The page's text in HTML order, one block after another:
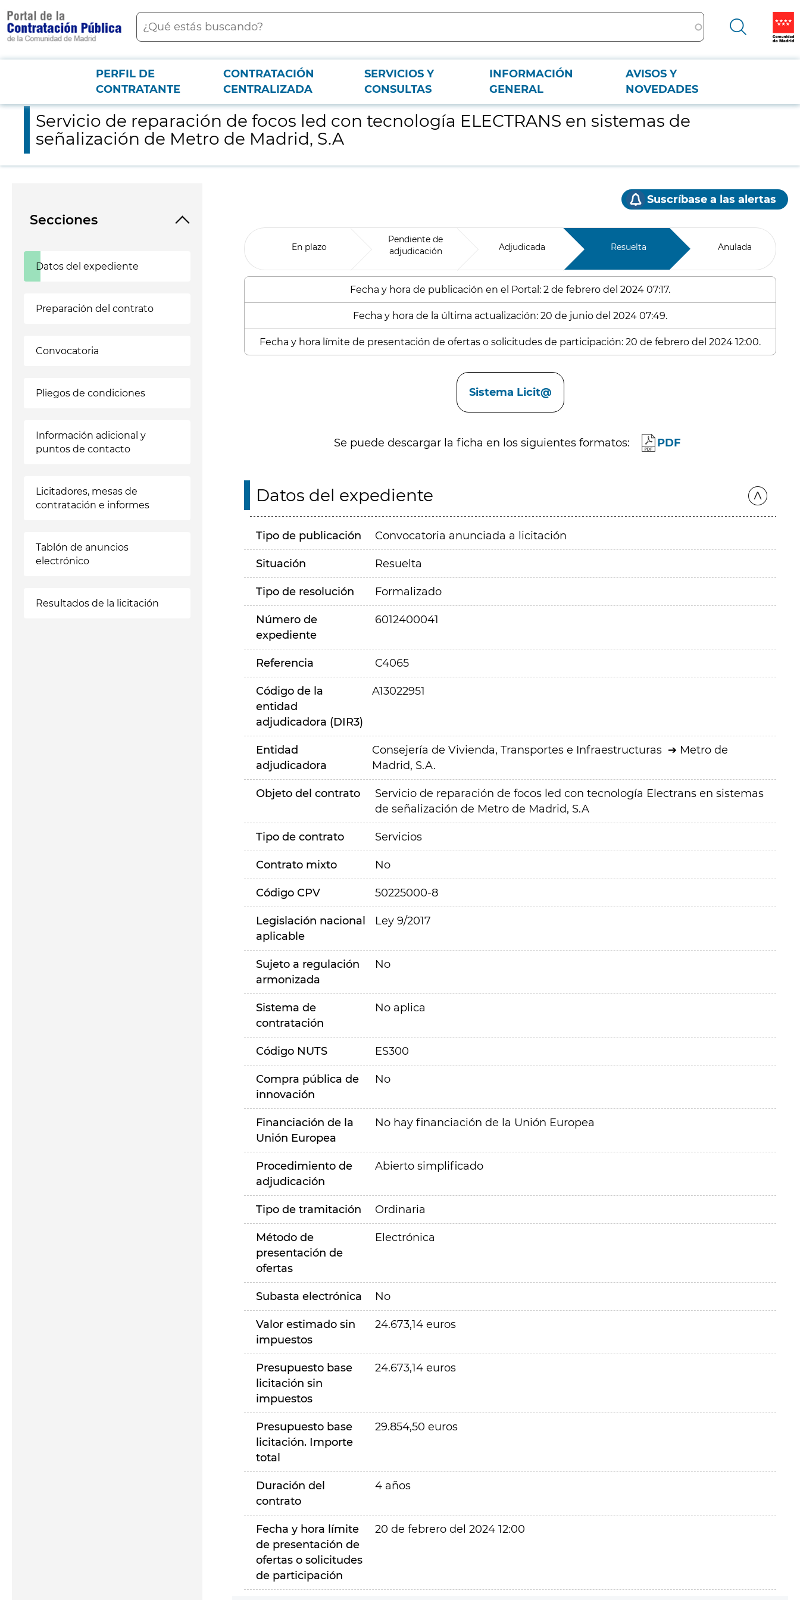
contenido
principal
Buscar
Menú PCON
PERFIL DE
CONTRATANTE
CONTRATACIÓN
CENTRALIZADA
SERVICIOS Y
CONSULTAS
INFORMACIÓN
GENERAL
AVISOS Y
NOVEDADES
Servicio de reparación de focos led con tecnología ELECTRANS en sistemas de señalización de Metro de Madrid, S.A
Servicio de reparación de focos led con tecnología ELECTRANS en sistemas de
señalización de Metro de Madrid, S.A
Secciones
Datos del expediente
Preparación del contrato
Convocatoria
Pliegos de condiciones
Información adicional y
puntos de contacto
Licitadores, mesas de
contratación e informes
Tablón de anuncios
electrónico
Resultados de la licitación
Suscríbase a las alertas
En plazo
Pendiente de
adjudicación
Adjudicada Resuelta Anulada
Fecha y hora de publicación en el Portal: 2 de febrero del 2024 07:17.
Fecha y hora de la última actualización: 20 de junio del 2024 07:49.
Fecha y hora límite de presentación de ofertas o solicitudes de participación: 20 de febrero del 2024 12:00.
Sistema Licit@
Se puede descargar la ficha en los siguientes formatos: PDF
Datos del expediente
Tipo de publicación Convocatoria anunciada a licitación
Situación Resuelta
Tipo de resolución Formalizado
Número de
expediente
6012400041
Referencia C4065
Código de la
entidad
adjudicadora (DIR3)
A13022951
Entidad
adjudicadora
Consejería de Vivienda, Transportes e Infraestructuras
Metro de
Madrid, S.A.
Objeto del contrato
Servicio de reparación de focos led con tecnología Electrans en sistemas
de señalización de Metro de Madrid, S.A
Tipo de contrato Servicios
Contrato mixto No
Código CPV 50225000-8
Legislación nacional
aplicable
Ley 9/2017
Sujeto a regulación
armonizada
No
Sistema de
contratación
No aplica
Código NUTS ES300
Compra pública de
innovación
No
Financiación de la
Unión Europea
No hay financiación de la Unión Europea
Procedimiento de
adjudicación
Abierto simplificado
Tipo de tramitación Ordinaria
Método de
presentación de
ofertas
Electrónica
Subasta electrónica No
Valor estimado sin
impuestos
24.673,14 euros
Presupuesto base
licitación sin
impuestos
24.673,14 euros
Presupuesto base
licitación. Importe
total
29.854,50 euros
Duración del
contrato
4 años
Fecha y hora límite
de presentación de
ofertas o solicitudes
de participación
20 de febrero del 2024 12:00